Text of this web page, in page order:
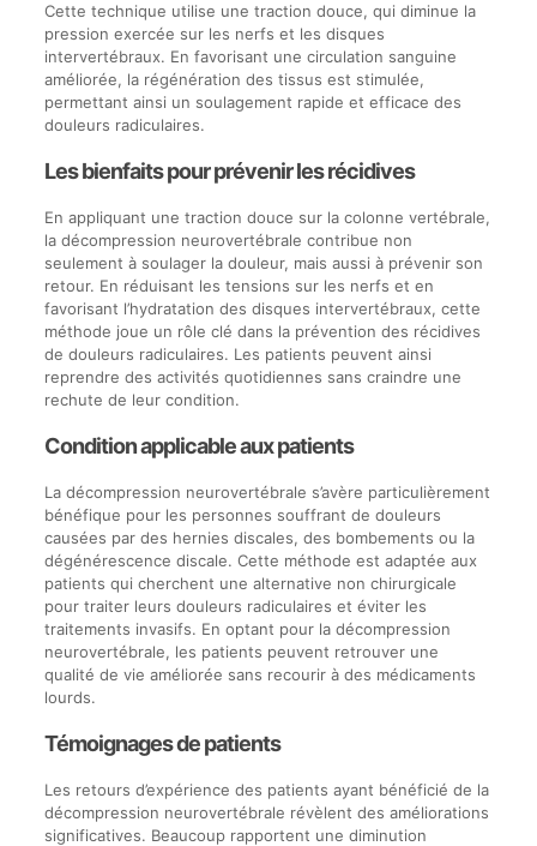
Cette technique utilise une traction douce, qui diminue la
pression exercée sur les nerfs et les disques
intervertébraux. En favorisant une circulation sanguine
améliorée, la régénération des tissus est stimulée,
permettant ainsi un soulagement rapide et efficace des
douleurs radiculaires.
Les bienfaits pour prévenir les récidives
En appliquant une traction douce sur la colonne vertébrale,
la décompression neurovertébrale contribue non
seulement à soulager la douleur, mais aussi à prévenir son
retour. En réduisant les tensions sur les nerfs et en
favorisant l’hydratation des disques intervertébraux, cette
méthode joue un rôle clé dans la prévention des récidives
de douleurs radiculaires. Les patients peuvent ainsi
reprendre des activités quotidiennes sans craindre une
rechute de leur condition.
Condition applicable aux patients
La décompression neurovertébrale s’avère particulièrement
bénéfique pour les personnes souffrant de douleurs
causées par des hernies discales, des bombements ou la
dégénérescence discale. Cette méthode est adaptée aux
patients qui cherchent une alternative non chirurgicale
pour traiter leurs douleurs radiculaires et éviter les
traitements invasifs. En optant pour la décompression
neurovertébrale, les patients peuvent retrouver une
qualité de vie améliorée sans recourir à des médicaments
lourds.
Témoignages de patients
Les retours d’expérience des patients ayant bénéficié de la
décompression neurovertébrale révèlent des améliorations
significatives. Beaucoup rapportent une diminution